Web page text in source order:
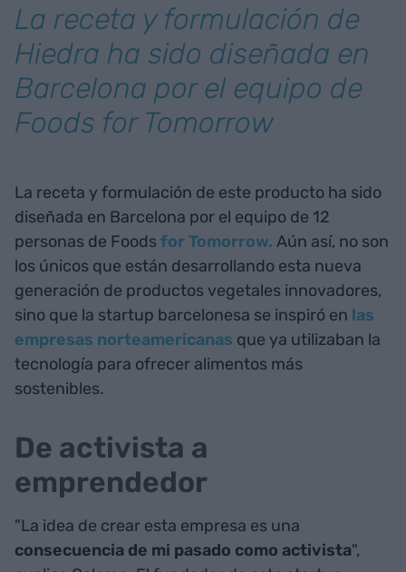
La receta y formulación de
Hiedra ha sido diseñada en
Barcelona por el equipo de
Foods for Tomorrow
La receta y formulación de este producto ha sido
diseñada en Barcelona por el equipo de 12
personas de Foodsfor Tomorrow. Aún así, no son
los únicos que están desarrollando esta nueva
generación de productos vegetales innovadores,
sino que la startup barcelonesa se inspiró en las
empresas norteamericanas que ya utilizaban la
tecnología para ofrecer alimentos más
sostenibles.
De activista a
emprendedor
"La idea de crear esta empresa es una
consecuencia de mi pasado como activista",